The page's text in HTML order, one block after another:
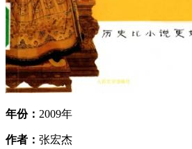
年份： 2009年
作者： 张宏杰